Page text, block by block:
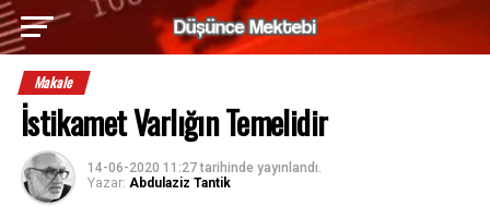
Makale
İstikamet Varlığın Temelidir
14-06-2020 11:27tarihinde yayınlandı.
Yazar: Abdulaziz Tantik